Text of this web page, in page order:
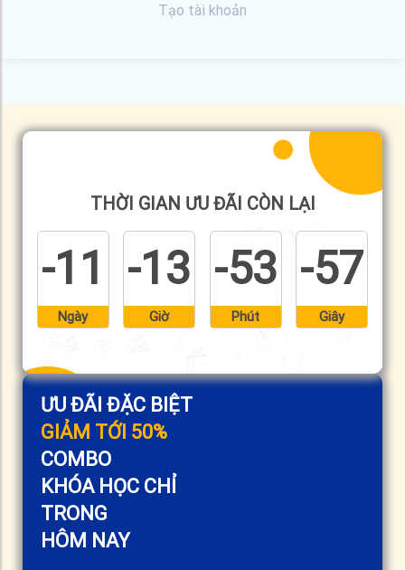
Tạo tài khoản
ƯU ĐÃI ĐẶC BIỆT
GIẢM TỚI 50%
COMBO
KHÓA HỌC CHỈ
TRONG
HÔM NAY
THỜI GIAN ƯU ĐÃI CÒN LẠI
-11
Ngày
-13
Giờ
-53
Phút
-57
Giây